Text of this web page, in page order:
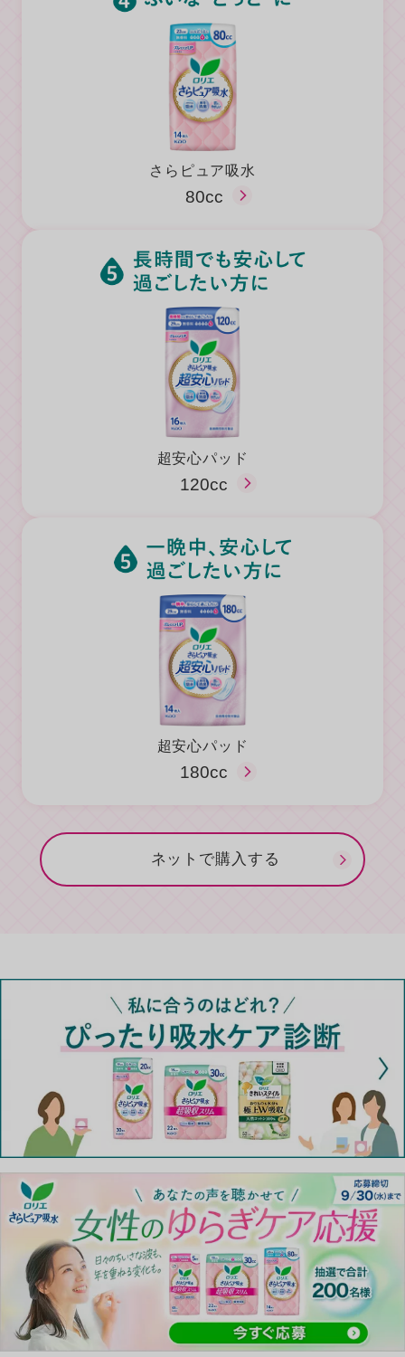
さらピュア吸水
80cc
超安心パッド
120cc
超安心パッド
180cc
ネットで購入する